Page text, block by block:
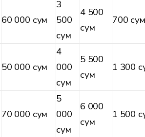
60 000 сум
3
500
сум
4 500
сум
700 сум
50 000 сум
4
000
сум
5 500
сум
1 300
70 000 сум
5
000
сум
6 000
сум
1 500